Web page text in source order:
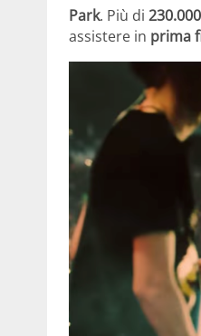
Park. Più di
assistere in prima